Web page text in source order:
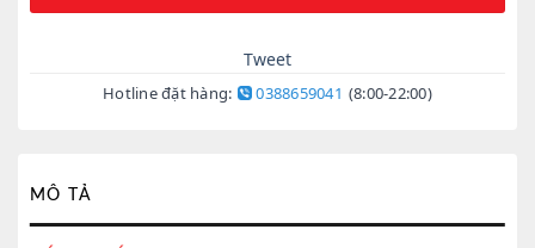
Tweet
Hotline đặt hàng: 0388659041 (8:00-22:00)
MÔ TẢ